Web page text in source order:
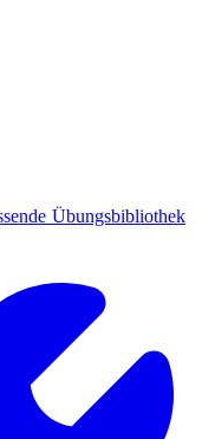
Übungsbibliothek